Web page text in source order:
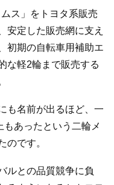
ス」をトヨタ系販売
安定した販売網に支え
初期の自転車用補助エ
な軽2輪まで販売する
も名前が出るほど、一
あったという二輪メ
のです。
ルとの品質競争に負